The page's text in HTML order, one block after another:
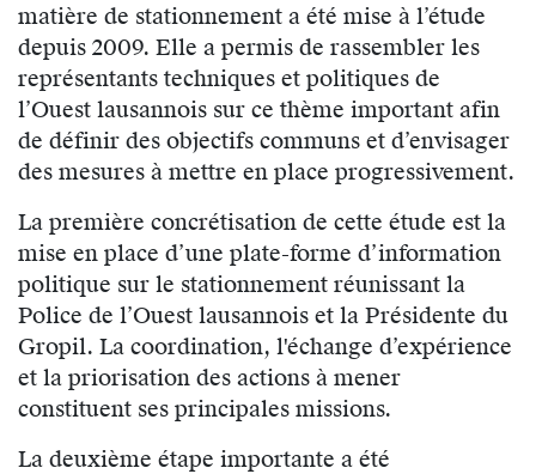
matière de stationnement a été mise à l’étude
depuis 2009. Elle a permis de rassembler les
représentants techniques et politiques de
l’Ouest lausannois sur ce thème important afin
de définir des objectifs communs et d’envisager
des mesures à mettre en place progressivement.
La première concrétisation de cette étude est la
mise en place d’une plate-forme d’information
politique sur le stationnement réunissant la
Police de l’Ouest lausannois et la Présidente du
Gropil. La coordination, l'échange d’expérience
et la priorisation des actions à mener
constituent ses principales missions.
La deuxième étape importante a été